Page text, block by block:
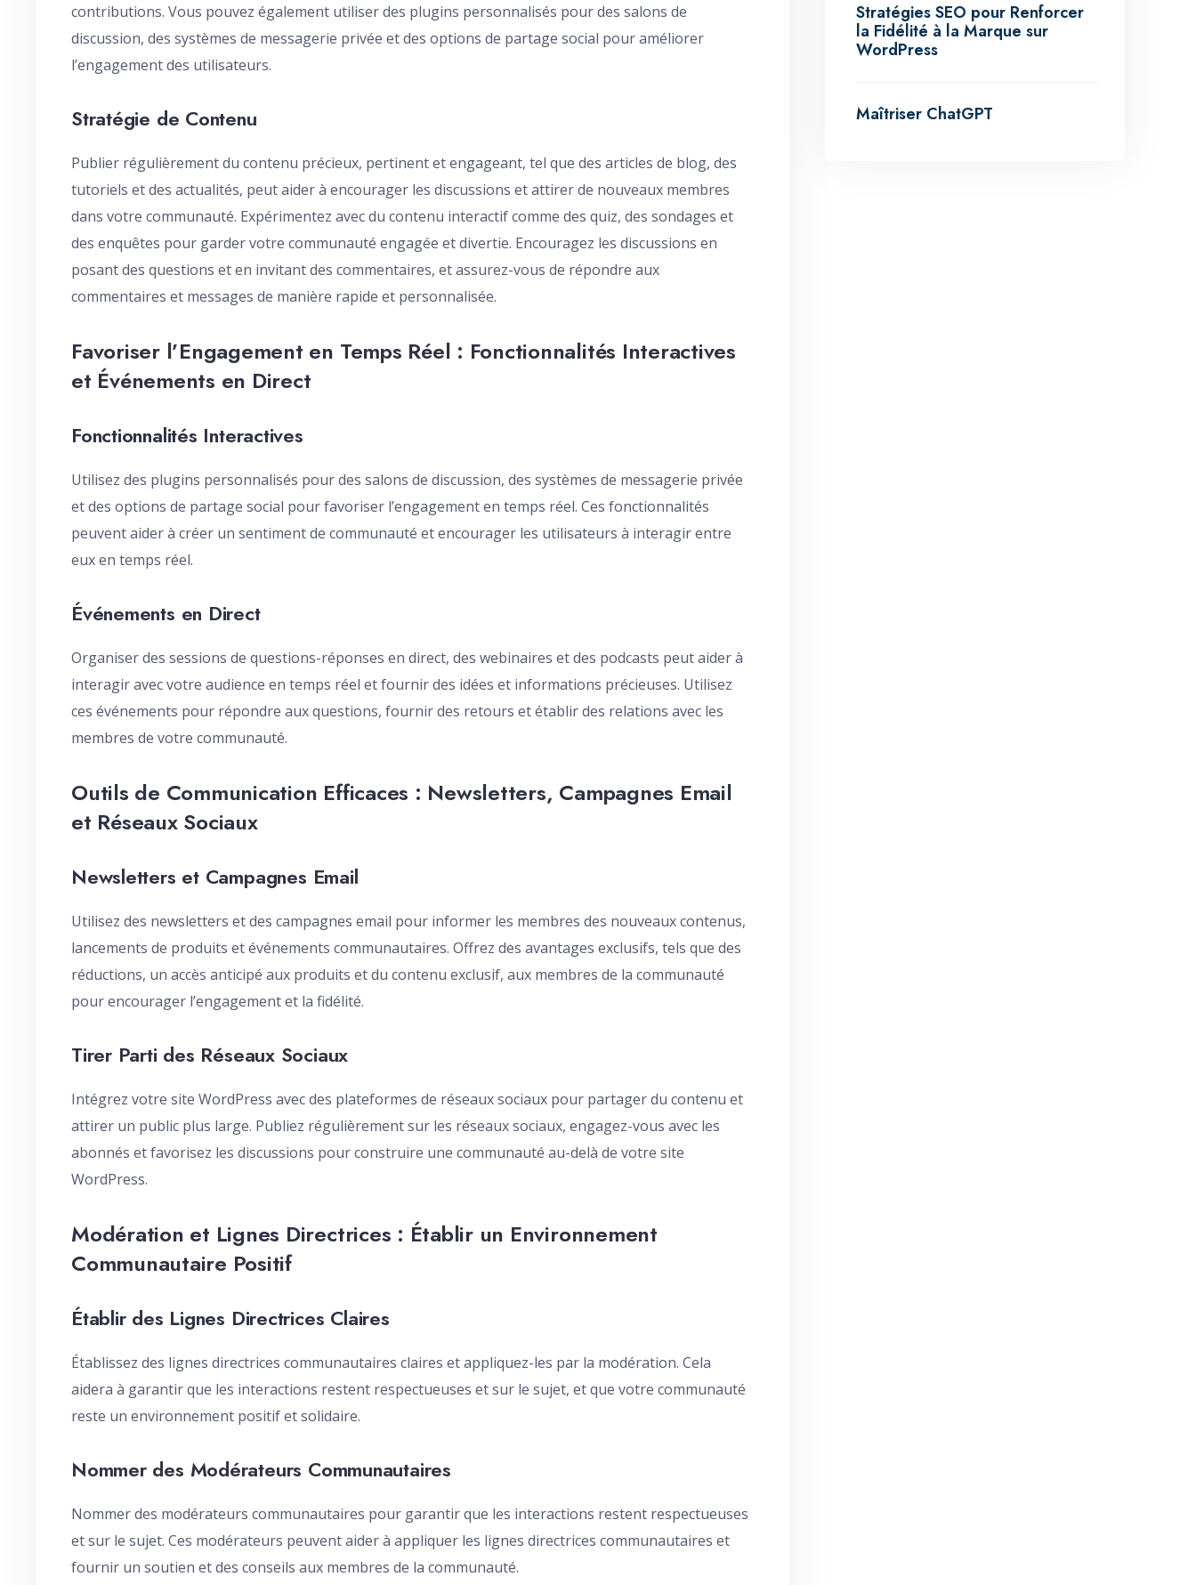
contributions. Vous pouvez également utiliser des plugins personnalisés pour des salons de
discussion, des systèmes de messagerie privée et des options de partage social pour améliorer
l’engagement des utilisateurs.
Stratégie de Contenu
Publier régulièrement du contenu précieux, pertinent et engageant, tel que des articles de blog, des
tutoriels et des actualités, peut aider à encourager les discussions et attirer de nouveaux membres
dans votre communauté. Expérimentez avec du contenu interactif comme des quiz, des sondages et
des enquêtes pour garder votre communauté engagée et divertie. Encouragez les discussions en
posant des questions et en invitant des commentaires, et assurez-vous de répondre aux
commentaires et messages de manière rapide et personnalisée.
Favoriser l’Engagement en Temps Réel : Fonctionnalités Interactives
et Événements en Direct
Fonctionnalités Interactives
Utilisez des plugins personnalisés pour des salons de discussion, des systèmes de messagerie privée
et des options de partage social pour favoriser l’engagement en temps réel. Ces fonctionnalités
peuvent aider à créer un sentiment de communauté et encourager les utilisateurs à interagir entre
eux en temps réel.
Événements en Direct
Organiser des sessions de questions-réponses en direct, des webinaires et des podcasts peut aider à
interagir avec votre audience en temps réel et fournir des idées et informations précieuses. Utilisez
ces événements pour répondre aux questions, fournir des retours et établir des relations avec les
membres de votre communauté.
Outils de Communication Efficaces : Newsletters, Campagnes Email
et Réseaux Sociaux
Newsletters et Campagnes Email
Utilisez des newsletters et des campagnes email pour informer les membres des nouveaux contenus,
lancements de produits et événements communautaires. Offrez des avantages exclusifs, tels que des
réductions, un accès anticipé aux produits et du contenu exclusif, aux membres de la communauté
pour encourager l’engagement et la fidélité.
Tirer Parti des Réseaux Sociaux
Intégrez votre site WordPress avec des plateformes de réseaux sociaux pour partager du contenu et
attirer un public plus large. Publiez régulièrement sur les réseaux sociaux, engagez-vous avec les
abonnés et favorisez les discussions pour construire une communauté au-delà de votre site
WordPress.
Modération et Lignes Directrices : Établir un Environnement
Communautaire Positif
Établir des Lignes Directrices Claires
Établissez des lignes directrices communautaires claires et appliquez-les par la modération. Cela
aidera à garantir que les interactions restent respectueuses et sur le sujet, et que votre communauté
reste un environnement positif et solidaire.
Nommer des Modérateurs Communautaires
Nommer des modérateurs communautaires pour garantir que les interactions restent respectueuses
et sur le sujet. Ces modérateurs peuvent aider à appliquer les lignes directrices communautaires et
fournir un soutien et des conseils aux membres de la communauté.
Stratégies SEO pour Renforcer
la Fidélité à la Marque sur
WordPress
Maîtriser ChatGPT